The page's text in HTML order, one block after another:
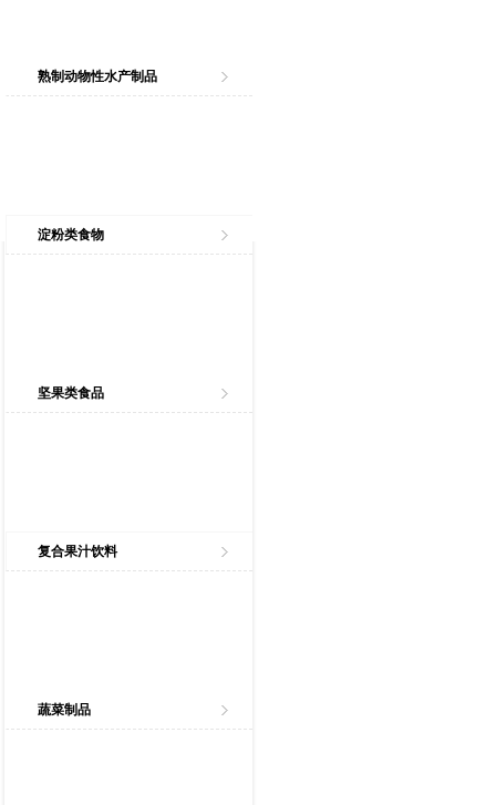
熟制动物性水产制品
淀粉类食物
坚果类食品
复合果汁饮料
蔬菜制品